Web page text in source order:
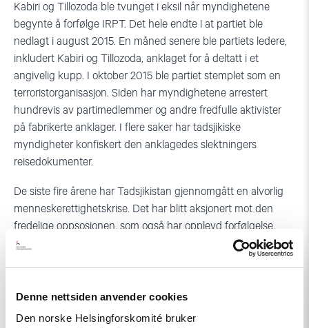
Denne nettsiden anvender cookies
Den norske Helsingforskomité bruker
Kabiri og Tillozoda ble tvunget i eksil når myndighetene
begynte å forfølge IRPT. Det hele endte i at partiet ble
nedlagt i august 2015. En måned senere ble partiets ledere,
inkludert Kabiri og Tillozoda, anklaget for å deltatt i et
angivelig kupp. I oktober 2015 ble partiet stemplet som en
terroristorganisasjon. Siden har myndighetene arrestert
hundrevis av partimedlemmer og andre fredfulle aktivister
på fabrikerte anklager. I flere saker har tadsjikiske
myndigheter konfiskert den anklagedes slektningers
reisedokumenter.
De siste fire årene har Tadsjikistan gjennomgått en alvorlig
menneskerettighetskrise. Det har blitt aksjonert mot den
fredelige oppsosjonen, som også har opplevd forfølgelse.
Hundrevis av opposisjonsmedlemmer, og deres advokater,
ser ut til å være hevn for hans avsløring av korrupsjon i
myndighetene.